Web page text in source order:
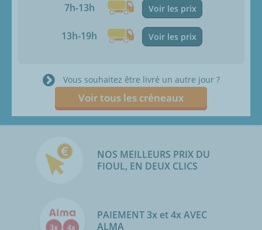
7h-13h Voir les prix
13h-19h Voir les prix
Vous souhaitez être livré un autre jour ?
Voir tous les créneaux
NOS MEILLEURS PRIX DU
FIOUL, EN DEUX CLICS
PAIEMENT 3x et 4x AVEC
ALMA